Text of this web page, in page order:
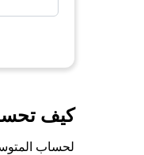
كيف
لحساب